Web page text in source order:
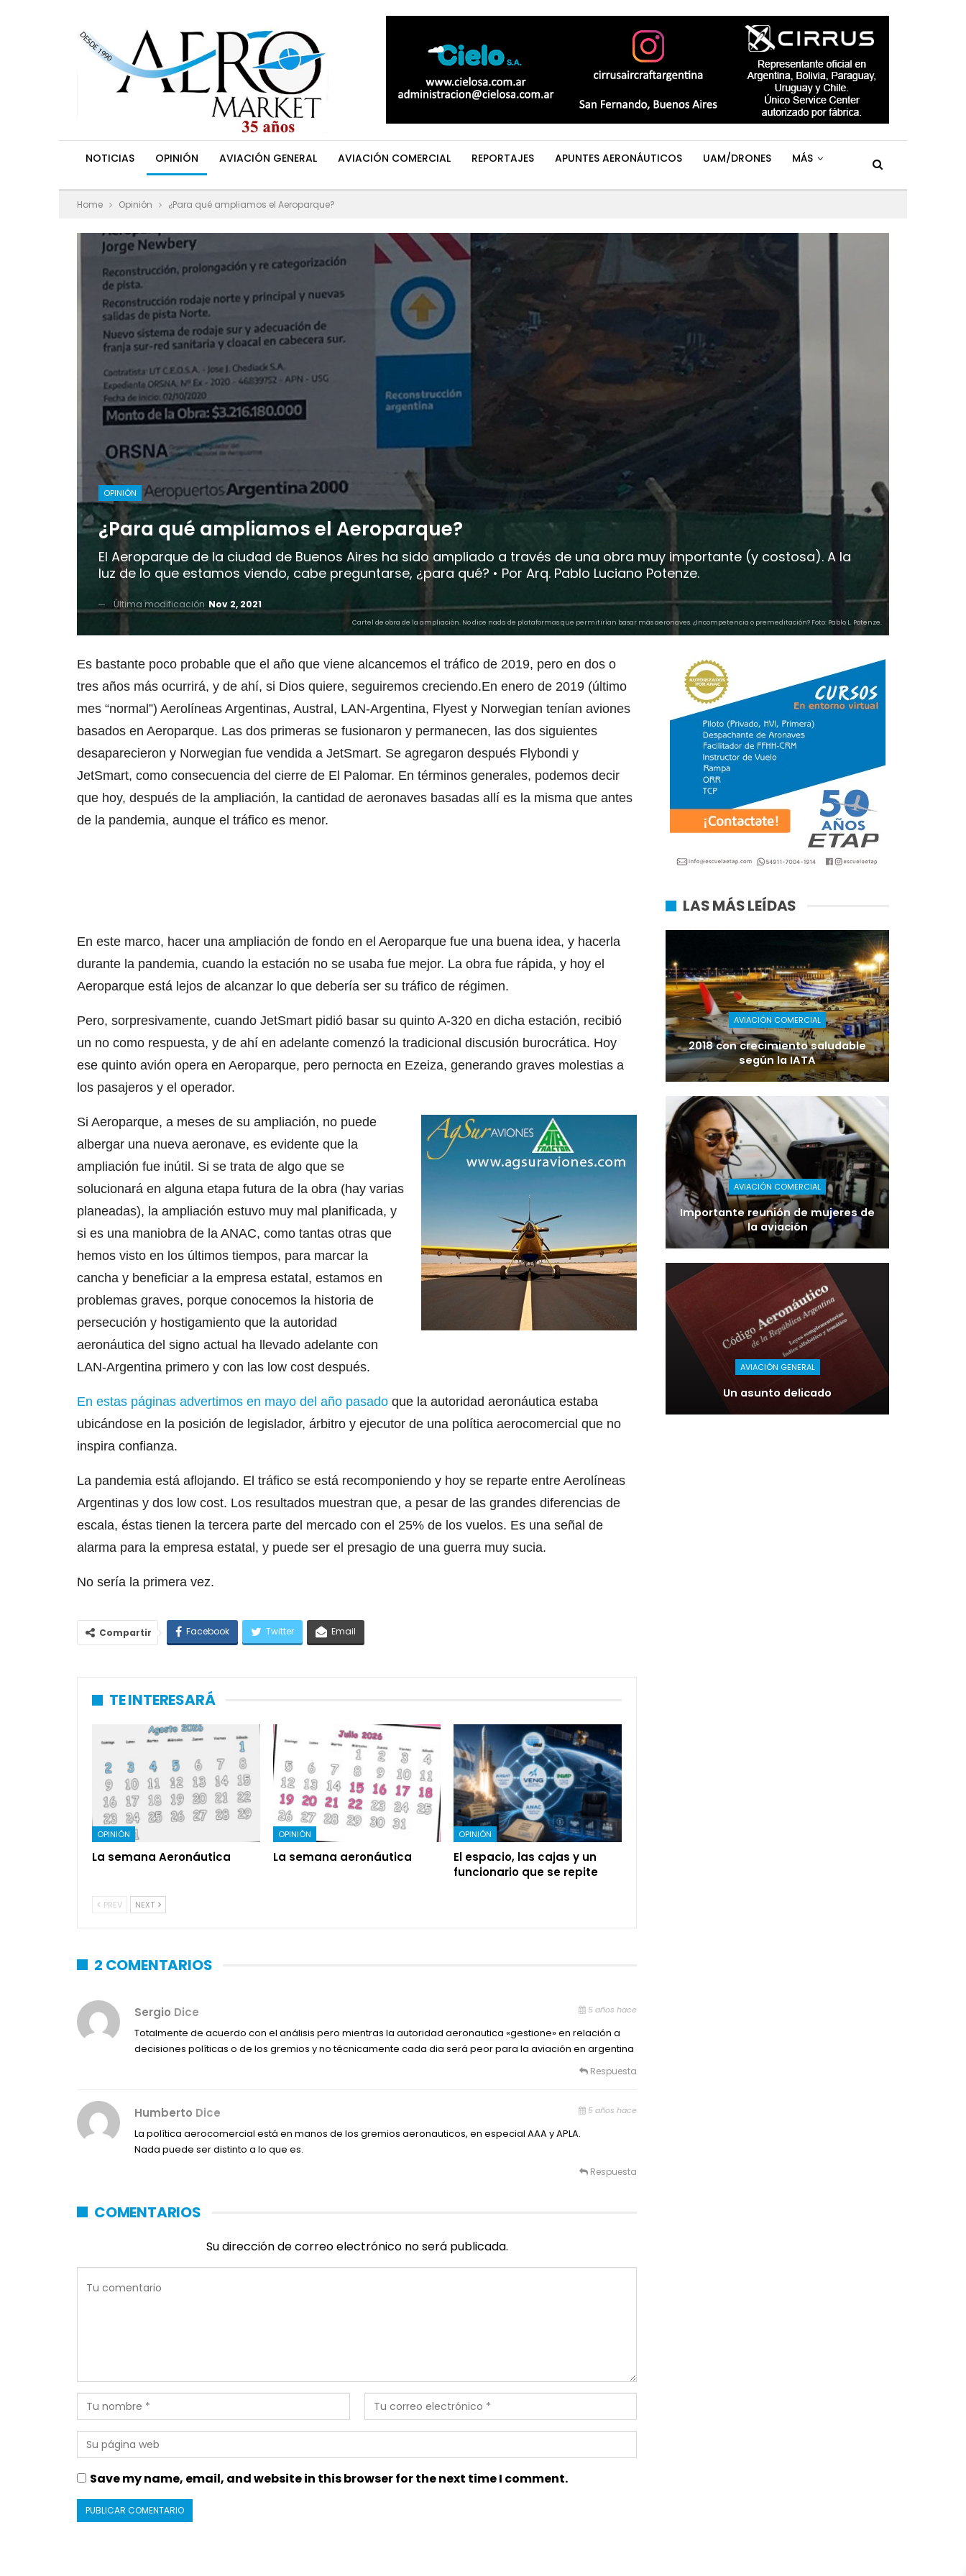
NOTICIAS OPINIÓN AVIACIÓN GENERAL AVIACIÓN COMERCIAL REPORTAJES APUNTES AERONÁUTICOS UAM/DRONES MÁS
Home Opinión ¿Para qué ampliamos el Aeroparque?
OPINIÓN
¿Para qué ampliamos el Aeroparque?
El Aeroparque de la ciudad de Buenos Aires ha sido ampliado a través de una obra muy importante (y costosa). A la
luz de lo que estamos viendo, cabe preguntarse, ¿para qué? • Por Arq. Pablo Luciano Potenze.
Última modificación Nov 2, 2021
Cartel de obra de la ampliación. No dice nada de plataformas que permitirían basar más aeronaves. ¿Incompetencia o premeditación? Foto: Pablo L. Potenze.
Es bastante poco probable que el año que viene alcancemos el tráfico de 2019, pero en dos o
tres años más ocurrirá, y de ahí, si Dios quiere, seguiremos creciendo.En enero de 2019 (último
mes “normal”) Aerolíneas Argentinas, Austral, LAN-Argentina, Flyest y Norwegian tenían aviones
basados en Aeroparque. Las dos primeras se fusionaron y permanecen, las dos siguientes
desaparecieron y Norwegian fue vendida a JetSmart. Se agregaron después Flybondi y
JetSmart, como consecuencia del cierre de El Palomar. En términos generales, podemos decir
que hoy, después de la ampliación, la cantidad de aeronaves basadas allí es la misma que antes
de la pandemia, aunque el tráfico es menor.
En este marco, hacer una ampliación de fondo en el Aeroparque fue una buena idea, y hacerla
durante la pandemia, cuando la estación no se usaba fue mejor. La obra fue rápida, y hoy el
Aeroparque está lejos de alcanzar lo que debería ser su tráfico de régimen.
Pero, sorpresivamente, cuando JetSmart pidió basar su quinto A-320 en dicha estación, recibió
un no como respuesta, y de ahí en adelante comenzó la tradicional discusión burocrática. Hoy
ese quinto avión opera en Aeroparque, pero pernocta en Ezeiza, generando graves molestias a
los pasajeros y el operador.
Si Aeroparque, a meses de su ampliación, no puede
albergar una nueva aeronave, es evidente que la
ampliación fue inútil. Si se trata de algo que se
solucionará en alguna etapa futura de la obra (hay varias
planeadas), la ampliación estuvo muy mal planificada, y
si es una maniobra de la ANAC, como tantas otras que
hemos visto en los últimos tiempos, para marcar la
cancha y beneficiar a la empresa estatal, estamos en
problemas graves, porque conocemos la historia de
persecución y hostigamiento que la autoridad
aeronáutica del signo actual ha llevado adelante con
LAN-Argentina primero y con las low cost después.
En estas páginas advertimos en mayo del año pasado que la autoridad aeronáutica estaba
ubicándose en la posición de legislador, árbitro y ejecutor de una política aerocomercial que no
inspira confianza.
La pandemia está aflojando. El tráfico se está recomponiendo y hoy se reparte entre Aerolíneas
Argentinas y dos low cost. Los resultados muestran que, a pesar de las grandes diferencias de
escala, éstas tienen la tercera parte del mercado con el 25% de los vuelos. Es una señal de
alarma para la empresa estatal, y puede ser el presagio de una guerra muy sucia.
No sería la primera vez.
Compartir Facebook Twitter Email
TE INTERESARÁ
OPINIÓN
La semana Aeronáutica
OPINIÓN
La semana aeronáutica
OPINIÓN
El espacio, las cajas y un
funcionario que se repite
PREV NEXT
2 COMENTARIOS
Sergio Dice 5 años hace
Totalmente de acuerdo con el análisis pero mientras la autoridad aeronautica «gestione» en relación a
decisiones políticas o de los gremios y no técnicamente cada dia será peor para la aviación en argentina
Respuesta
Humberto Dice 5 años hace
La política aerocomercial está en manos de los gremios aeronauticos, en especial AAA y APLA.
Nada puede ser distinto a lo que es.
Respuesta
COMENTARIOS
Su dirección de correo electrónico no será publicada.
Save my name, email, and website in this browser for the next time I comment.
LAS MÁS LEÍDAS
AVIACIÓN COMERCIAL
2018 con crecimiento saludable
según la IATA
AVIACIÓN COMERCIAL
Importante reunión de mujeres de
la aviación
AVIACIÓN GENERAL
Un asunto delicado